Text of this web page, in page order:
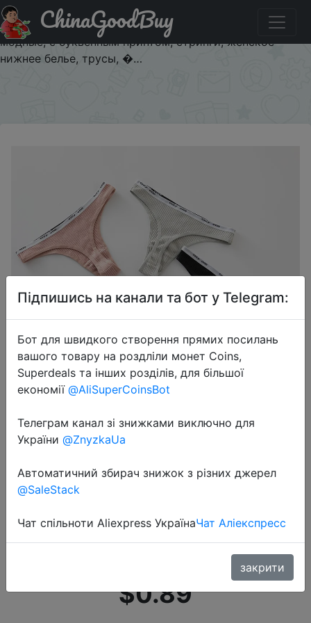
Паридбати з промокодом $1/1 Горячая Распродажа,
сексуальные женские стринги, хлопковые трусики,
модные, с буквенным принтом, стринги, женское
нижнее белье, трусы, �…
ChinaGoodBuy
2020-07-14
Горячая Распродажа,
сексуальные женские стринги,
хлопковые трусики, модные, с
женское нижнее белье, трусы,
�…
$0.89
Підпишись на канали та бот у Telegram:
Бот для швидкого створення прямих посилань
вашого товару на роздліли монет Coins,
Superdeals та інших розділів, для більшої
економії @AliSuperCoinsBot
Телеграм канал зі знижками виключно для
України @ZnyzkaUa
Автоматичний збирач знижок з різних джерел
@SaleStack
Чат спільноти Aliexpress УкраїнаЧат Аліекспресс
закрити